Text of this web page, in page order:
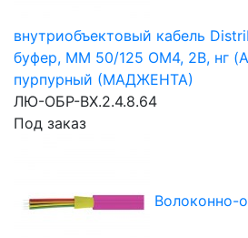
внутриобъектовый кабель
буфер, MM 50/125 OM4, 2В, нг
пурпурный (МАДЖЕНТА)
ЛЮ-ОБР-ВХ.2.4.8.64
Под заказ
Волоконно-